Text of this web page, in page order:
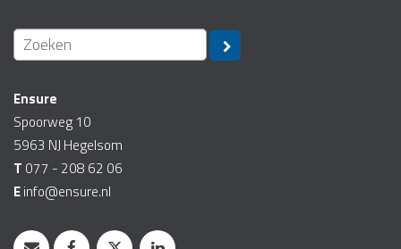
Ensure
Spoorweg 10
5963 NJ Hegelsom
T 077 - 208 62 06
Einfo@ensure.nl